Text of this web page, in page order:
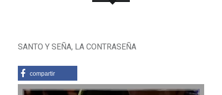
SANTO Y SEÑA, LA CONTRASEÑA
compartir
Reproductor